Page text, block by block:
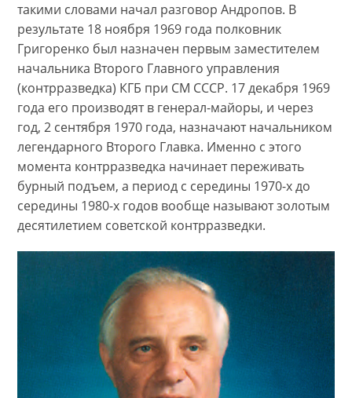
такими словами начал разговор Андропов. В
результате 18 ноября 1969 года полковник
Григоренко был назначен первым заместителем
начальника Второго Главного управления
(контрразведка) КГБ при СМ СССР. 17 декабря 1969
года его производят в генерал-майоры, и через
год, 2 сентября 1970 года, назначают начальником
легендарного Второго Главка. Именно с этого
момента контрразведка начинает переживать
бурный подъем, а период с середины 1970-х до
середины 1980-х годов вообще называют золотым
десятилетием советской контрразведки.